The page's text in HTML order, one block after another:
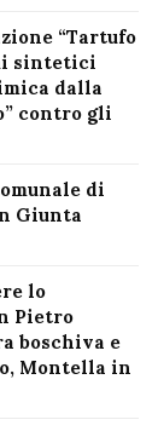
“Tartufo
sintetici
dalla
contro gli
di
Giunta
lo
Pietro
boschiva e
Montella in